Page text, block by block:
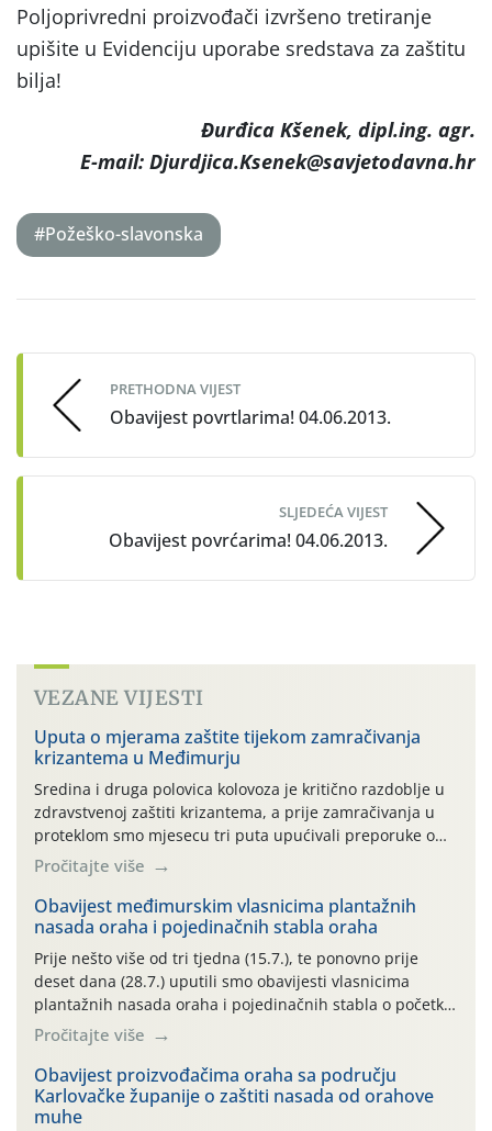
Poljoprivredni proizvođači izvršeno tretiranje
upišite u Evidenciju uporabe sredstava za zaštitu
bilja!
Đurđica Kšenek, dipl.ing. agr.
E-mail: Djurdjica.Ksenek@savjetodavna.hr
#Požeško-slavonska
navigation
PRETHODNA VIJEST
Obavijest povrtlarima! 04.06.2013.
SLJEDEĆA VIJEST
Obavijest povrćarima! 04.06.2013.
VEZANE VIJESTI
Uputa o mjerama zaštite tijekom zamračivanja
krizantema u Međimurju
Sredina i druga polovica kolovoza je kritično razdoblje u
zdravstvenoj zaštiti krizantema, a prije zamračivanja u
proteklom smo mjesecu tri puta upućivali preporuke o
preventivnim mjerama zaštite krizantema od najčešćih
uzročnika bolesti, štetnika i fito-fagnih grinja (23.7., 14.7.,
06.7.)! Na početku ovog mjeseca je zabilježeno je
povijesno i ekstremno vruće meteorološko razdoblje, uz
najviše temperature […]
Pročitajte više
Obavijest međimurskim vlasnicima plantažnih
nasada oraha i pojedinačnih stabla oraha
Prije nešto više od tri tjedna (15.7.), te ponovno prije
deset dana (28.7.) uputili smo obavijesti vlasnicima
plantažnih nasada oraha i pojedinačnih stabla o početku
leta i ovogodišnjoj potrebi usmjerenog suzbijanja
orahove muhe (Rhagoletis completa)! Već dvanaest dana
traje drugi ovogodišnji “toplinski udar”, koji naročito
izražen zadnja šest dana (31.7.-05.8.), jer najviše
temperature zraka svakodnevno […]
Pročitajte više
Obavijest proizvođačima oraha sa području
Karlovačke županije o zaštiti nasada od orahove
muhe